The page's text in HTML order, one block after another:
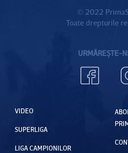
© 2022
Toate drepturile
URMĂREȘTE-
VIDEO
SUPERLIGA
LIGA CAMPIONILOR